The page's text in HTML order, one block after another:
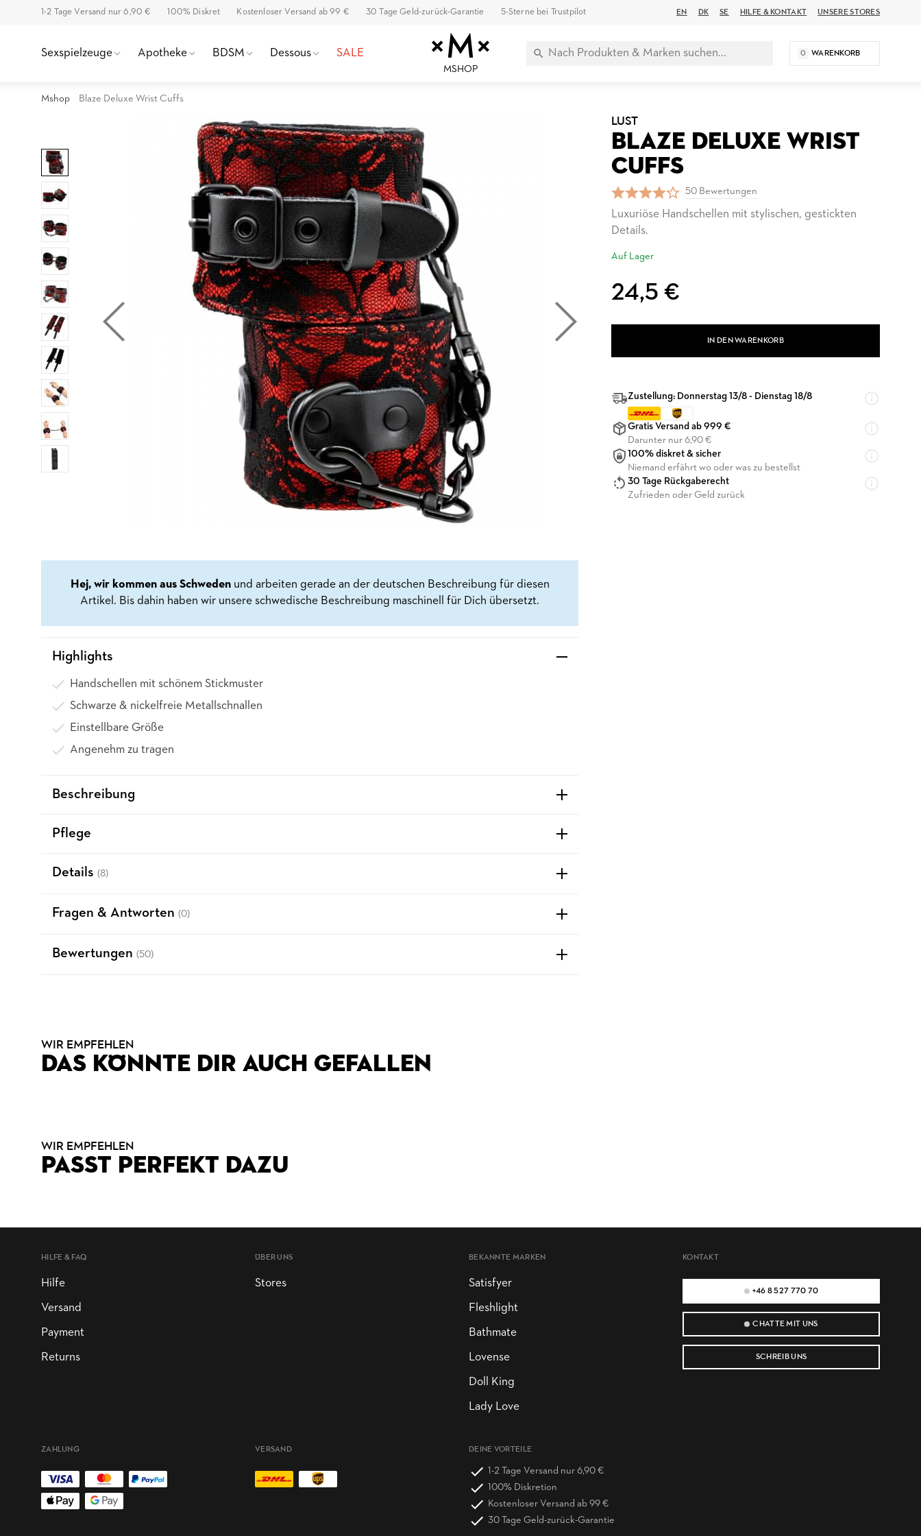
1-2 Tage Versand nur 6,90 € 100% Diskret Kostenloser Versand ab 99 € 30 Tage Geld-zurück-Garantie 5-Sterne bei Trustpilot EN DK SE HILFE & KONTAKT UNSERE STORES
Sexspielzeuge Apotheke BDSM Dessous SALE
MSHOP
0 WARENKORB
Mshop Blaze Deluxe Wrist Cuffs
LUST
BLAZE DELUXE WRIST
CUFFS
50 Bewertungen
Luxuriöse Handschellen mit stylischen, gestickten
Details.
Auf Lager
24,5 €
IN DEN WARENKORB
Zustellung: Donnerstag 13/8 - Dienstag 18/8
Gratis Versand ab 999 €
Darunter nur 6,90 €
100% diskret & sicher
Niemand erfährt wo oder was zu bestellst
30 Tage Rückgaberecht
Zufrieden oder Geld zurück
Hej, wir kommen aus Schwedenund arbeiten gerade an der deutschen Beschreibung für diesen
Artikel. Bis dahin haben wir unsere schwedische Beschreibung maschinell für Dich übersetzt.
Highlights
Handschellen mit schönem Stickmuster
Schwarze & nickelfreie Metallschnallen
Einstellbare Größe
Angenehm zu tragen
Beschreibung
Pflege
Details (8)
Fragen & Antworten (0)
Bewertungen (50)
WIR EMPFEHLEN
DAS KÖNNTE DIR AUCH GEFALLEN
WIR EMPFEHLEN
PASST PERFEKT DAZU
KONTAKT
+46 8 527 770 70
CHATTE MIT UNS
SCHREIB UNS
HILFE & FAQ
Hilfe
Versand
Payment
Returns
ÜBER UNS
Stores
BEKANNTE MARKEN
Satisfyer
Fleshlight
Bathmate
Lovense
Doll King
Lady Love
DEINE VORTEILE
1-2 Tage Versand nur 6,90 €
100% Diskretion
Kostenloser Versand ab 99 €
30 Tage Geld-zurück-Garantie
ZAHLUNG VERSAND